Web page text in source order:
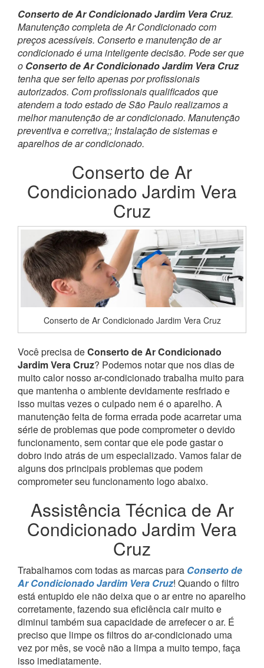
Conserto de Ar Condicionado Jardim Vera Cruz.
Manutenção completa de Ar Condicionado com
preços acessíveis. Conserto e manutenção de ar
condicionado é uma inteligente decisão. Pode ser que
o Conserto de Ar Condicionado Jardim Vera Cruz
tenha que ser feito apenas por profissionais
autorizados. Com profissionais qualificados que
atendem a todo estado de São Paulo realizamos a
melhor manutenção de ar condicionado. Manutenção
preventiva e corretiva;; Instalação de sistemas e
aparelhos de ar condicionado.
Conserto de Ar
Condicionado Jardim Vera
Cruz
Conserto de Ar Condicionado Jardim Vera Cruz
Você precisa deConserto de Ar Condicionado
Jardim Vera Cruz? Podemos notar que nos dias de
muito calor nosso ar-condicionado trabalha muito para
que mantenha o ambiente devidamente resfriado e
isso muitas vezes o culpado nem é o aparelho. A
manutenção feita de forma errada pode acarretar uma
série de problemas que pode comprometer o devido
funcionamento, sem contar que ele pode gastar o
dobro indo atrás de um especializado. Vamos falar de
alguns dos principais problemas que podem
comprometer seu funcionamento logo abaixo.
Assistência Técnica de Ar
Condicionado Jardim Vera
Cruz
Trabalhamos com todas as marcas para Conserto de
Ar Condicionado Jardim Vera Cruz! Quando o filtro
está entupido ele não deixa que o ar entre no aparelho
corretamente, fazendo sua eficiência cair muito e
diminui também sua capacidade de arrefecer o ar. É
preciso que limpe os filtros do ar-condicionado uma
vez por mês, se você não a limpa a muito tempo, faça
isso imediatamente.